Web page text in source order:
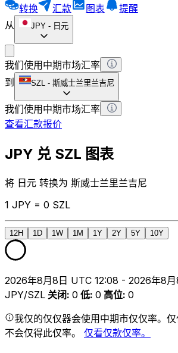
转换 汇款 图表
提醒
从
JPY - 日元
我们使用中期市场汇率
到
SZL - 斯威士兰里兰吉尼
我们使用中期市场汇率
查看汇款报价
JPY 兑 SZL 图表
将 日元 转换为 斯威士兰里兰吉尼
1 JPY = 0 SZL
12H 1D 1W 1M 1Y 2Y 5Y 10Y
2026年8月8日 UTC 12:08 - 2026年8
JPY/SZL 关闭: 0 低: 0 高位: 0
我仅的仅仅器会使用中期市仅仅率。
不会仅得此仅率。 仅看仅款仅率。